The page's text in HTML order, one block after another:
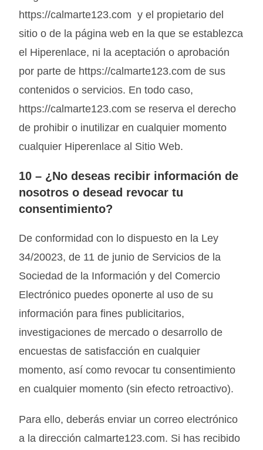
https://calmarte123.com y el propietario del
sitio o de la página web en la que se establezca
el Hiperenlace, ni la aceptación o aprobación
por parte de https://calmarte123.com de sus
contenidos o servicios. En todo caso,
https://calmarte123.com se reserva el derecho
de prohibir o inutilizar en cualquier momento
cualquier Hiperenlace al Sitio Web.
10 – ¿No deseas recibir información de
nosotros o desead revocar tu
consentimiento?
De conformidad con lo dispuesto en la Ley
34/20023, de 11 de junio de Servicios de la
Sociedad de la Información y del Comercio
Electrónico puedes oponerte al uso de su
información para fines publicitarios,
investigaciones de mercado o desarrollo de
encuestas de satisfacción en cualquier
momento, así como revocar tu consentimiento
en cualquier momento (sin efecto retroactivo).
Para ello, deberás enviar un correo electrónico
a la dirección calmarte123.com. Si has recibido